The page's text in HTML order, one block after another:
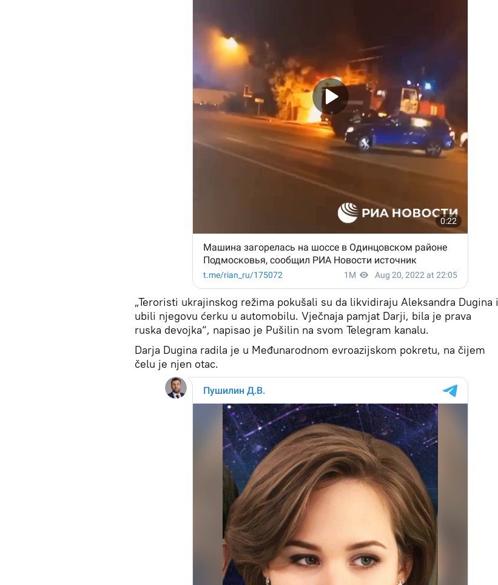
„Teroristi ukrajinskog režima pokušali su da likvidiraju Aleksandra Dugina i
ubili njegovu ćerku u automobilu. Vječnaja pamjat Darji, bila je prava
ruska devojka“, napisao je Pušilin na svom Telegram kanalu.
Darja Dugina radila je u Međunarodnom evroazijskom pokretu, na čijem
čelu je njen otac.